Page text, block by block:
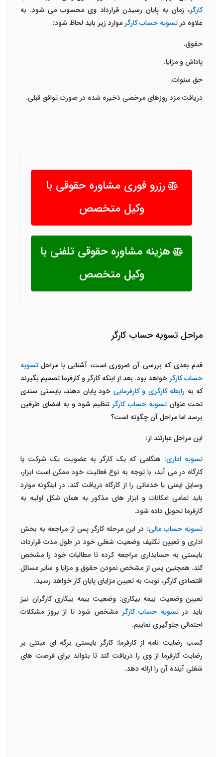
کارگر، زمان به پایان رسیدن قرارداد وی محسوب می شود. به
علاوه در تسویه حساب کارگر موارد زیر باید لحاظ شود:
حقوق.
پاداش و مزایا.
حق سنوات.
دریافت مزد روزهای مرخصی ذخیره شده در صورت توافق قبلی.
رزرو فوری مشاوره حقوقی با
وکیل متخصص
هزینه مشاوره حقوقی تلفنی با
وکیل متخصص
مراحل تسویه حساب کارگر
قدم بعدی که بررسی آن ضروری است، آشنایی با مراحل تسویه
حساب کارگر خواهد بود. بعد از اینکه کارگر و کارفرما تصمیم بگیرند
که به رابطه کارگری و کارفرمایی خود پایان دهند، بایستی سندی
تحت عنوان تسویه حساب کارگر تنظیم شود و به امضای طرفین
برسد اما مراحل آن چگونه است؟
این مراحل عبارتند از:
تسویه اداری: هنگامی که یک کارگر به عضویت یک شرکت یا
کارگاه در می آید، با توجه به نوع فعالیت خود ممکن است ابزار،
وسایل ایمنی یا خدماتی را از کارگاه دریافت کند. در اینگونه موارد
باید تمامی امکانات و ابزار های مذکور به همان شکل اولیه به
کارفرما تحویل داده شود.
تسویه حساب مالی: در این مرحله کارگر پس از مراجعه به بخش
اداری و تعیین تکلیف وضعیت شغلی خود در طول مدت قرارداد،
بایستی به حسابداری مراجعه کرده تا مطالبات خود را مشخص
کند. همچنین پس از مشخص نمودن حقوق و مزایا و سایر مسائل
اقتصادی کارگر، نوبت به تعیین مزایای پایان کار خواهد رسید.
تعیین وضعیت بیمه بیکاری: وضعیت بیمه بیکاری کارگران نیز
باید درتسویه حساب کارگر مشخص شود تا از بروز مشکلات
احتمالی جلوگیری نماییم.
کسب رضایت نامه از کارفرما: کارگر بایستی برگه ای مبتنی بر
رضایت کارفرما از وی را دریافت کند تا بتواند برای فرصت های
شغلی آینده آن را ارائه دهد.